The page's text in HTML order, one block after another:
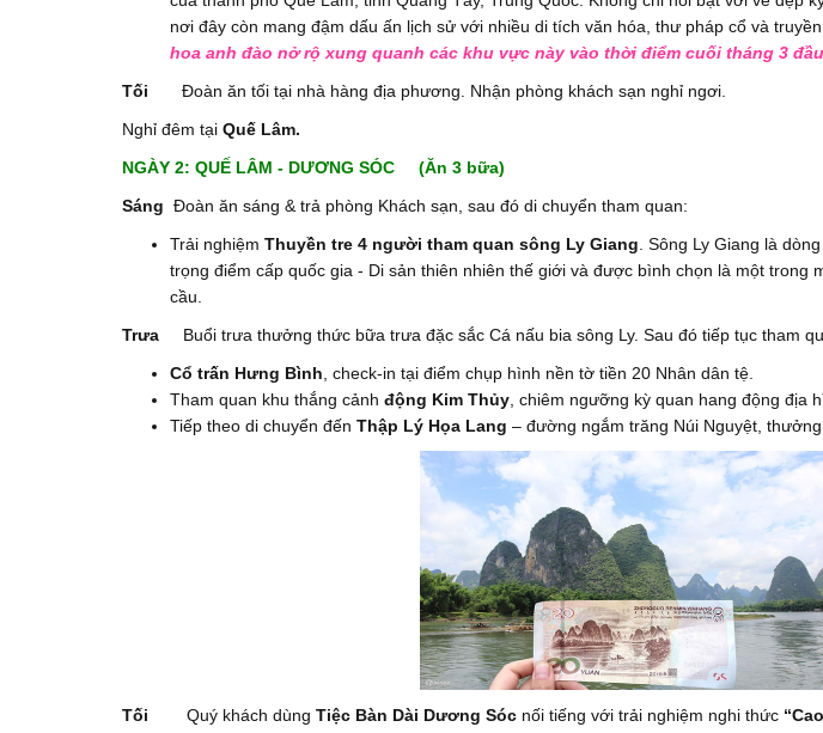
nơi đây còn mang đậm dấu ấn lịch sử với nhiều di tích văn hóa, thư pháp cổ và
hoa anh đào nở rộ xung quanh các khu vực này vào thời điểm cuối tháng 3
Tối Đoàn ăn tối tại nhà hàng địa phương. Nhận phòng khách sạn nghỉ ngơi.
Nghỉ đêm tại Quế Lâm.
NGÀY 2: QUẾ LÂM - DƯƠNG SÓC (Ăn 3 bữa)
Sáng Đoàn ăn sáng & trả phòng Khách sạn, sau đó di chuyển tham quan:
Trải nghiệm Thuyền tre 4 người tham quan sông Ly Giang . Sông Ly Giang là
trọng điểm cấp quốc gia - Di sản thiên nhiên thế giới và được bình chọn là một trong
cầu.
Trưa Buổi trưa thưởng thức bữa trưa đặc sắc Cá nấu bia sông Ly. Sau đó tiếp tục tham
Cổ trấn Hưng Bình , check-in tại điểm chụp hình nền tờ tiền 20 Nhân dân tệ.
Tham quan khu thắng cảnh động Kim Thủy , chiêm ngưỡng kỳ quan hang động địa
Tiếp theo di chuyển đến Thập Lý Họa Lang – đường ngắm trăng Núi Nguyệt,
Tối Quý khách dùng Tiệc Bàn Dài Dương Sóc nối tiếng với trải nghiệm nghi thức